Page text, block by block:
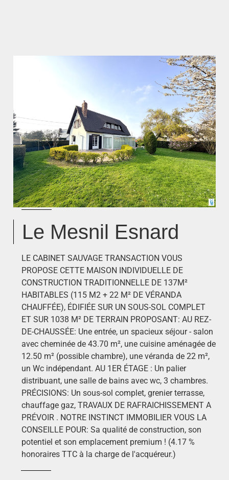
Le Mesnil Esnard
LE CABINET SAUVAGE TRANSACTION VOUS
PROPOSE CETTE MAISON INDIVIDUELLE DE
CONSTRUCTION TRADITIONNELLE DE 137M²
HABITABLES (115 M2 + 22 M² DE VÉRANDA
CHAUFFÉE), ÉDIFIÉE SUR UN SOUS-SOL COMPLET
ET SUR 1038 M² DE TERRAIN PROPOSANT: AU REZ-
DE-CHAUSSÉE: Une entrée, un spacieux séjour - salon
avec cheminée de 43.70 m², une cuisine aménagée de
12.50 m² (possible chambre), une véranda de 22 m²,
un Wc indépendant. AU 1ER ÉTAGE : Un palier
distribuant, une salle de bains avec wc, 3 chambres.
PRÉCISIONS: Un sous-sol complet, grenier terrasse,
chauffage gaz, TRAVAUX DE RAFRAICHISSEMENT A
PRÉVOIR . NOTRE INSTINCT IMMOBILIER VOUS LA
CONSEILLE POUR: Sa qualité de construction, son
potentiel et son emplacement premium ! (4.17 %
honoraires TTC à la charge de l'acquéreur.)